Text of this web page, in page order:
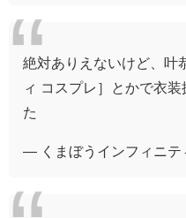
絶対ありえないけど、叶
ィ コスプレ］とかで衣
た
— くまぼうインフィニテ